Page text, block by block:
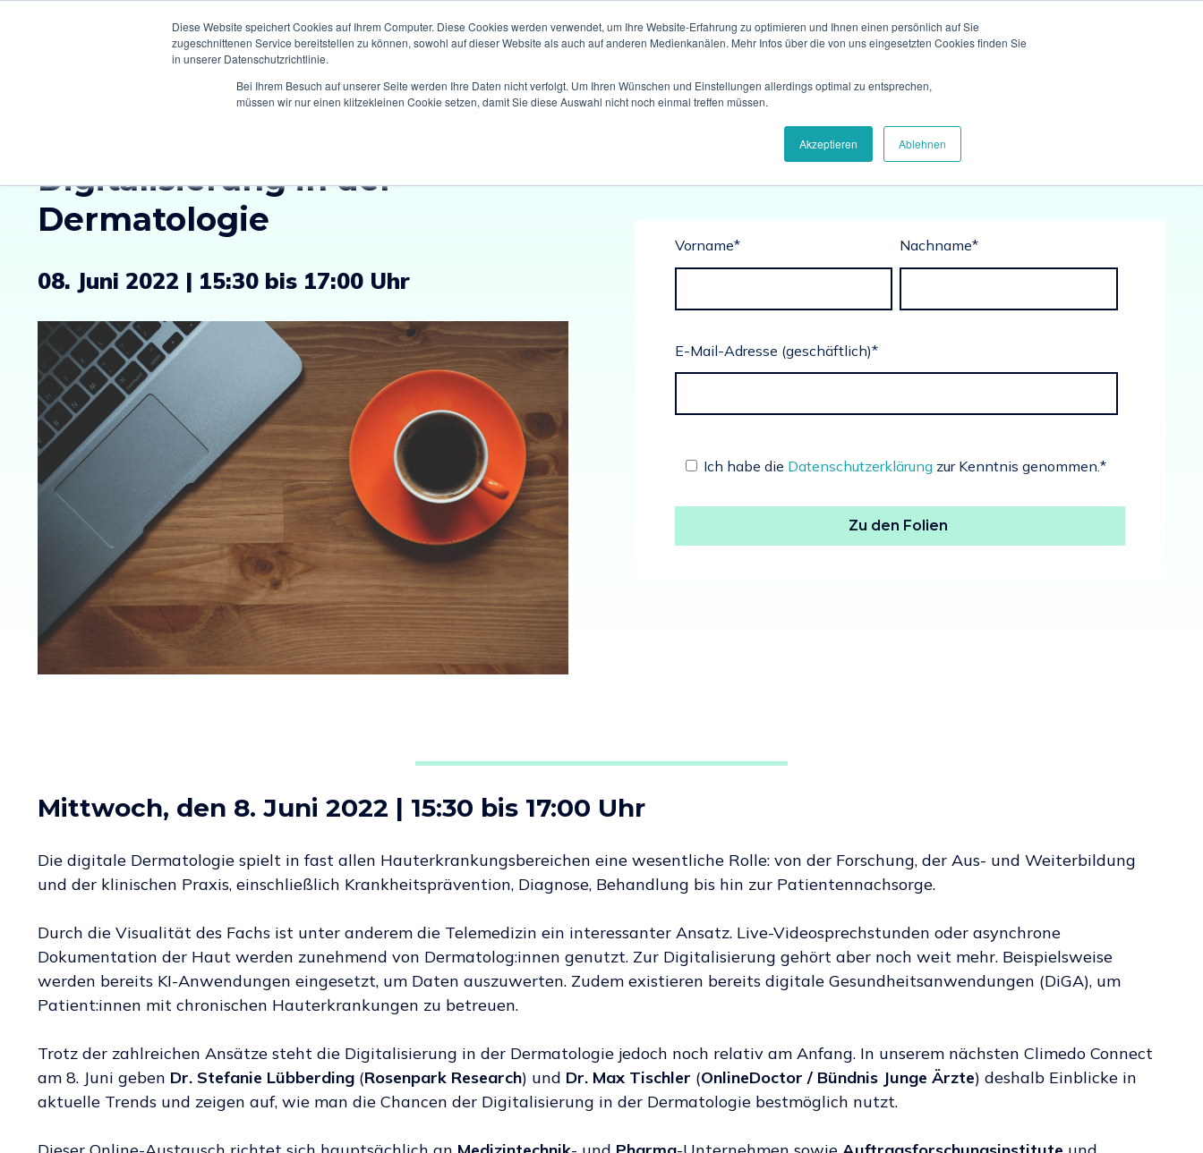
Diese Website speichert Cookies auf Ihrem Computer. Diese Cookies werden verwendet, um Ihre Website-Erfahrung zu optimieren und Ihnen einen persönlich auf Sie
zugeschnittenen Service bereitstellen zu können, sowohl auf dieser Website als auch auf anderen Medienkanälen. Mehr Infos über die von uns eingesetzten Cookies finden Sie
in unserer Datenschutzrichtlinie.
Bei Ihrem Besuch auf unserer Seite werden Ihre Daten nicht verfolgt. Um Ihren Wünschen und Einstellungen allerdings optimal zu entsprechen,
müssen wir nur einen klitzekleinen Cookie setzen, damit Sie diese Auswahl nicht noch einmal treffen müssen.
Akzeptieren Ablehnen
Digitalisierung in der
Dermatologie
08. Juni 2022 | 15:30 bis 17:00 Uhr
Vorname* Nachname*
E-Mail-Adresse (geschäftlich)*
Ich habe die Datenschutzerklärungzur Kenntnis genommen.*
Mittwoch, den 8. Juni 2022 | 15:30 bis 17:00 Uhr
Die digitale Dermatologie spielt in fast allen Hauterkrankungsbereichen eine wesentliche Rolle: von der Forschung, der Aus- und Weiterbildung
und der klinischen Praxis, einschließlich Krankheitsprävention, Diagnose, Behandlung bis hin zur Patientennachsorge.
Durch die Visualität des Fachs ist unter anderem die Telemedizin ein interessanter Ansatz. Live-Videosprechstunden oder asynchrone
Dokumentation der Haut werden zunehmend von Dermatolog:innen genutzt. Zur Digitalisierung gehört aber noch weit mehr. Beispielsweise
werden bereits KI-Anwendungen eingesetzt, um Daten auszuwerten. Zudem existieren bereits digitale Gesundheitsanwendungen (DiGA), um
Patient:innen mit chronischen Hauterkrankungen zu betreuen.
Trotz der zahlreichen Ansätze steht die Digitalisierung in der Dermatologie jedoch noch relativ am Anfang. In unserem nächsten Climedo Connect
am 8. Juni geben Dr. Stefanie Lübberding (Rosenpark Research) und Dr. Max Tischler (OnlineDoctor / Bündnis Junge Ärzte) deshalb Einblicke in
aktuelle Trends und zeigen auf, wie man die Chancen der Digitalisierung in der Dermatologie bestmöglich nutzt.